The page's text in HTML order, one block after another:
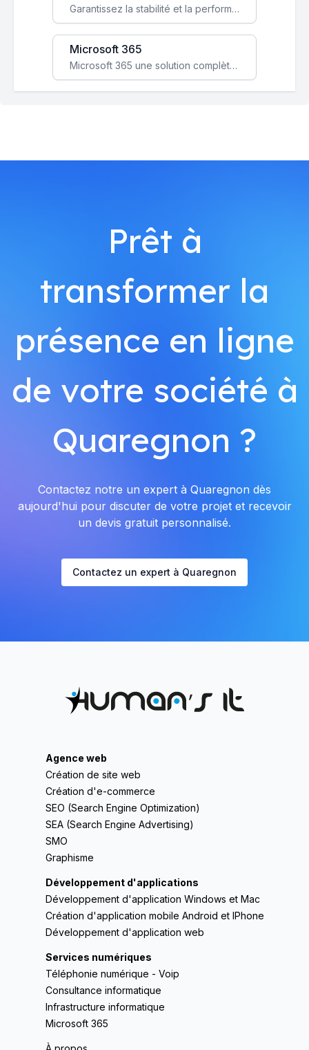
Garantissez la stabilité et la performance de votre entreprise avec une infrastructure IT sécurisée et évolutive.
Microsoft 365
Microsoft 365 une solution complète qui booste votre productivité, renforce la sécurité de vos données et facilite la collaboration.
Prêt à
transformer la
présence en ligne
de votre société à
Quaregnon ?
Contactez notre un expert à Quaregnon dès
aujourd'hui pour discuter de votre projet et recevoir
un devis gratuit personnalisé.
Contactez un expert à Quaregnon
Agence web
Création de site web
Création d'e-commerce
SEO (Search Engine Optimization)
SEA (Search Engine Advertising)
SMO
Graphisme
Développement d'applications
Développement d'application Windows et Mac
Création d'application mobile Android et IPhone
Développement d'application web
Services numériques
Téléphonie numérique - Voip
Consultance informatique
Infrastructure informatique
Microsoft 365